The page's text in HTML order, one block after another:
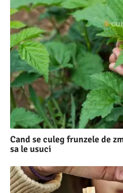
Cand se culeg frunzele de
sa le usuci